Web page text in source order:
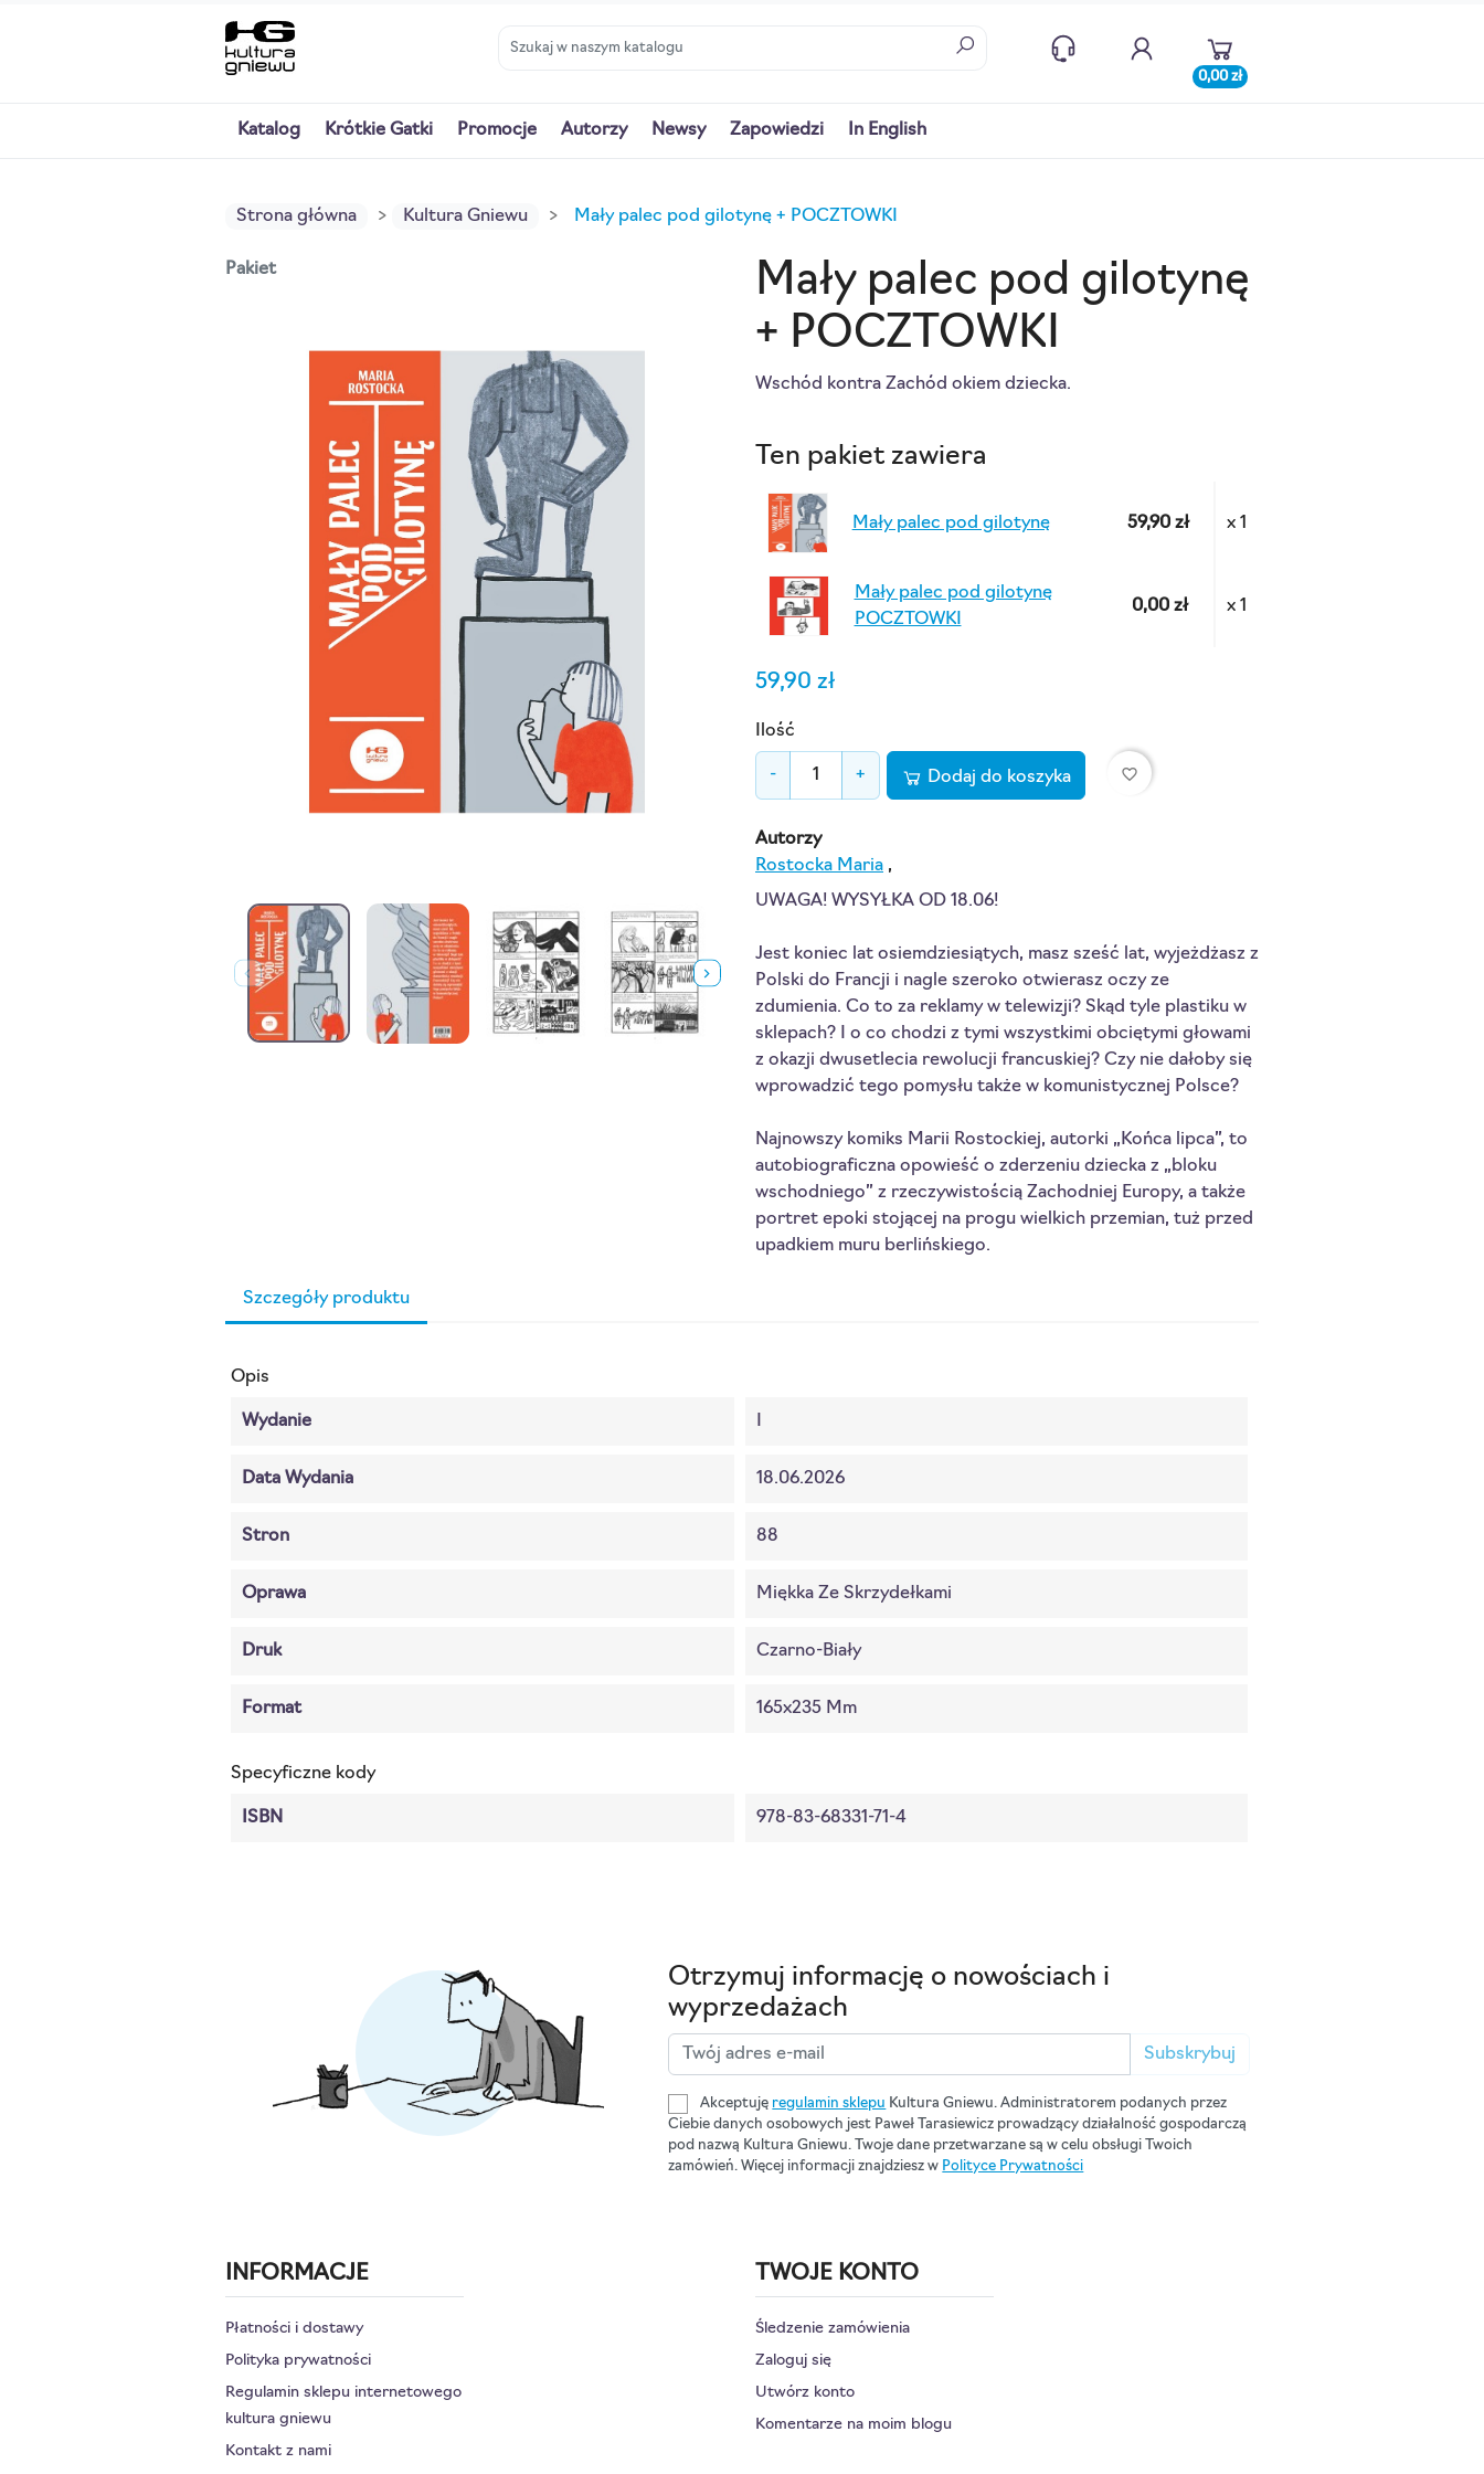
0,00 zł
Katalog Krótkie Gatki Promocje Autorzy Newsy Zapowiedzi In English
Strona główna Kultura Gniewu Mały palec pod gilotynę + POCZTOWKI
Pakiet
Mały palec pod gilotynę
+ POCZTOWKI
Wschód kontra Zachód okiem dziecka.
Ten pakiet zawiera
Mały palec pod gilotynę 59,90 zł x 1
Mały palec pod gilotynę
POCZTOWKI
0,00 zł x 1
59,90 zł
Ilość
- + Dodaj do koszyka favorite_border
Autorzy
Rostocka Maria ,
UWAGA! WYSYŁKA OD 18.06!
Jest koniec lat osiemdziesiątych, masz sześć lat, wyjeżdżasz z
Polski do Francji i nagle szeroko otwierasz oczy ze
zdumienia. Co to za reklamy w telewizji? Skąd tyle plastiku w
sklepach? I o co chodzi z tymi wszystkimi obciętymi głowami
z okazji dwusetlecia rewolucji francuskiej? Czy nie dałoby się
wprowadzić tego pomysłu także w komunistycznej Polsce?
Najnowszy komiks Marii Rostockiej, autorki „Końca lipca”, to
autobiograficzna opowieść o zderzeniu dziecka z „bloku
wschodniego” z rzeczywistością Zachodniej Europy, a także
portret epoki stojącej na progu wielkich przemian, tuż przed
upadkiem muru berlińskiego.
Szczegóły produktu
Opis
Wydanie
Data Wydania 18.06.2026
Stron 88
Oprawa Miękka Ze Skrzydełkami
Druk Czarno-Biały
Format 165x235 Mm
Specyficzne kody
ISBN 978-83-68331-71-4
Otrzymuj informację o nowościach i
wyprzedażach
Subskrybuj
Akceptuję regulamin sklepu Kultura Gniewu. Administratorem podanych przez
Ciebie danych osobowych jest Paweł Tarasiewicz prowadzący działalność gospodarczą
pod nazwą Kultura Gniewu. Twoje dane przetwarzane są w celu obsługi Twoich
zamówień. Więcej informacji znajdziesz w Polityce Prywatności
INFORMACJE
Płatności i dostawy
Polityka prywatności
Regulamin sklepu internetowego
kultura gniewu
Kontakt z nami
TWOJE KONTO
Śledzenie zamówienia
Zaloguj się
Utwórz konto
Komentarze na moim blogu